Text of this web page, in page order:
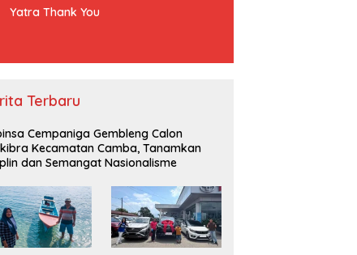
Yatra Thank You
Terbaru
Cempaniga Gembleng Calon
Kecamatan Camba, Tanamkan
dan Semangat Nasionalisme